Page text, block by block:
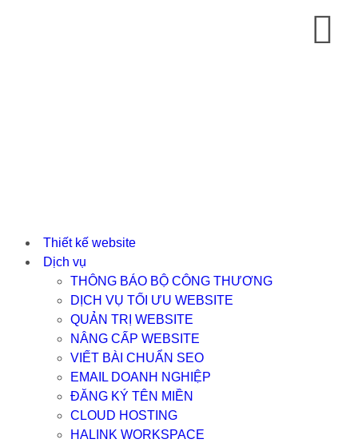
Thiết kế website
Dịch vụ
THÔNG BÁO BỘ CÔNG THƯƠNG
DỊCH VỤ TỐI ƯU WEBSITE
QUẢN TRỊ WEBSITE
NÂNG CẤP WEBSITE
VIẾT BÀI CHUẨN SEO
EMAIL DOANH NGHIỆP
ĐĂNG KÝ TÊN MIỀN
CLOUD HOSTING
HALINK WORKSPACE